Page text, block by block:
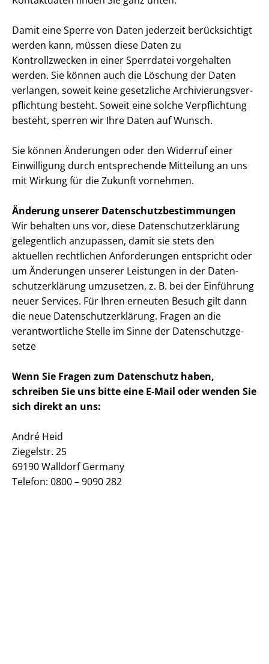
Damit eine Sperre von Daten jederzeit berücksichtigt
werden kann, müssen diese Daten zu
Kontrollzwecken in einer Sperrdatei vorgehalten
werden. Sie können auch die Löschung der Daten
verlangen, soweit keine gesetzliche Ar­chi­vie­rungs­ver­
pflich­tung besteht. Soweit eine solche Verpflichtung
besteht, sperren wir Ihre Daten auf Wunsch.
Sie können Änderungen oder den Widerruf einer
Einwilligung durch entsprechende Mitteilung an uns
mit Wirkung für die Zukunft vornehmen.
Änderung unserer Da­ten­schutz­be­stim­mun­gen
Wir behalten uns vor, diese Da­ten­schutz­er­klä­rung
gelegentlich anzupassen, damit sie stets den
aktuellen rechtlichen Anforderungen entspricht oder
um Änderungen unserer Leistungen in der Da­ten­
schutz­er­klä­rung umzusetzen, z. B. bei der Einführung
neuer Services. Für Ihren erneuten Besuch gilt dann
die neue Da­ten­schutz­er­klä­rung. Fragen an die
verantwortliche Stelle im Sinne der Da­ten­schutz­ge­
set­ze
Wenn Sie Fragen zum Datenschutz haben,
schreiben Sie uns bitte eine E-Mail oder wenden Sie
sich direkt an uns:
André Heid
Ziegelstr. 25
69190 Walldorf Germany
Telefon: 0800 – 9090 282